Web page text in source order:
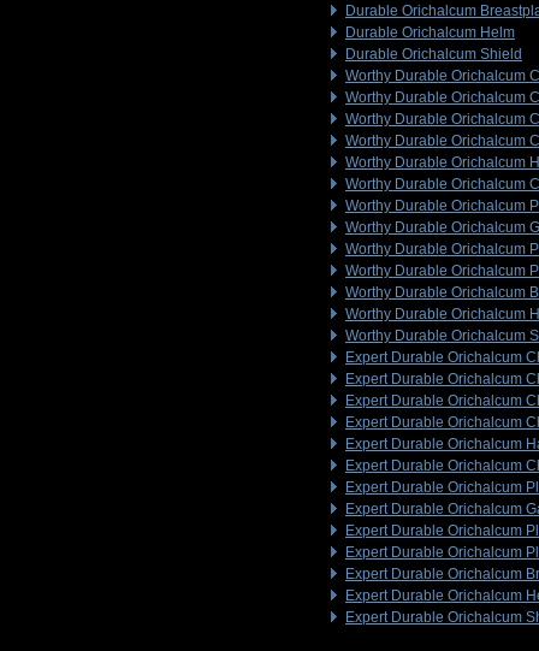
Durable Orichalcum
Durable Orichalcum Helm
Durable Orichalcum Shield
Worthy Durable Orichalcum
Worthy Durable Orichalcum
Worthy Durable Orichalcum
Worthy Durable Orichalcum
Worthy Durable Orichalcum
Worthy Durable Orichalcum
Worthy Durable Orichalcum
Worthy Durable Orichalcum
Worthy Durable Orichalcum
Worthy Durable Orichalcum
Worthy Durable Orichalcum
Worthy Durable Orichalcum
Worthy Durable Orichalcum
Expert Durable Orichalcum
Expert Durable Orichalcum
Expert Durable Orichalcum
Expert Durable Orichalcum
Expert Durable Orichalcum
Expert Durable Orichalcum
Expert Durable Orichalcum
Expert Durable Orichalcum
Expert Durable Orichalcum
Expert Durable Orichalcum
Expert Durable Orichalcum
Expert Durable Orichalcum
Expert Durable Orichalcum